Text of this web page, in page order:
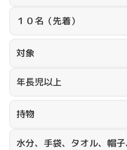
１０名（先着）
対象
年長児以上
持物
水分、手袋、タオル、帽